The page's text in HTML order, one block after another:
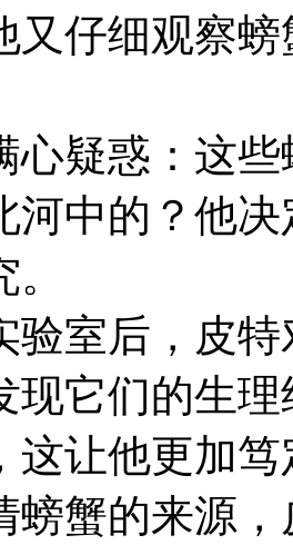
又仔细观察
疑惑：这些
河中的？他
室后，皮特
现它们的生
这让他更加
蟹的来源，